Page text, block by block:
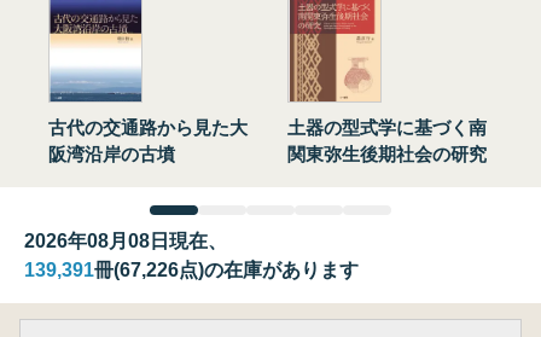
古代の交通路から見た大
阪湾沿岸の古墳
土器の型式学に基づく南
関東弥生後期社会の研究
2026年08月08日現在、
139,391冊(67,226点)の在庫があります